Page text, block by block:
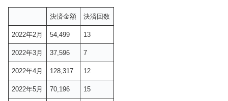
決済金額 決済回数
2022年2月 54,499 13
2022年3月 37,596 7
2022年4月 128,317 12
2022年5月 70,196 15